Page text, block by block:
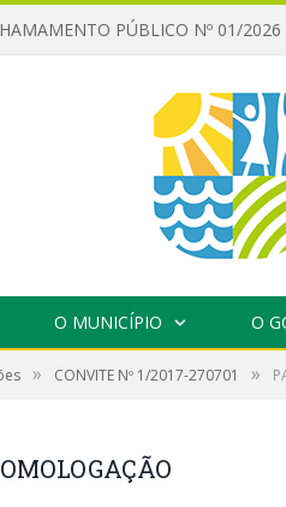
O MUNICÍPIO O
» CONVITE Nº 1/2017-270701 »